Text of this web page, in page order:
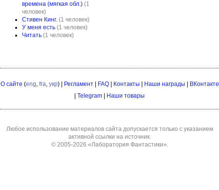
времена (мягкая обл.) (1
человек)
Стивен Кинг. (1 человек)
У меня есть (1 человек)
Читать (1 человек)
О сайте (eng, fra, укр) | Регламент| FAQ| Контакты Наши награды
ВКонтакте
Telegram Наши товары
Любое использование материалов сайта допускается только с указанием
активной ссылки на источник.
© 2005-2026 «Лаборатория Фантастики».